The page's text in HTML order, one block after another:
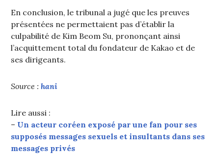
En conclusion, le tribunal a jugé que les preuves
présentées ne permettaient pas d’établir la
culpabilité de Kim Beom Su, prononçant ainsi
l’acquittement total du fondateur de Kakao et de
ses dirigeants.
Source :hani
Lire aussi :
– Un acteur coréen exposé par une fan pour ses
supposés messages sexuels et insultants dans ses
messages privés